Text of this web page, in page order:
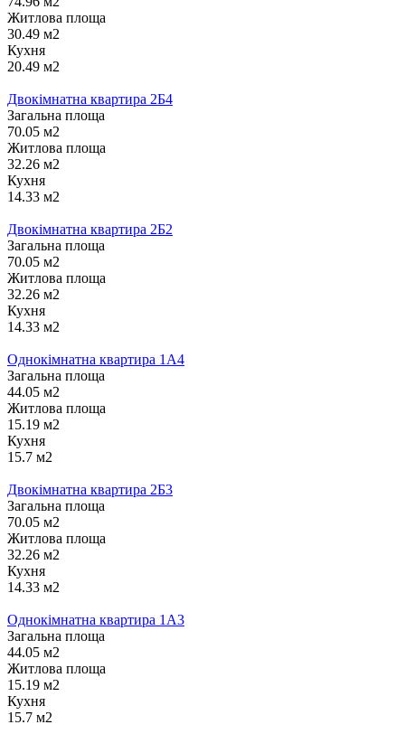
Житлова площа
30.49 м2
Кухня
20.49 м2
Двокімнатна квартира 2Б4
Загальна площа
70.05 м2
Житлова площа
32.26 м2
Кухня
14.33 м2
Двокімнатна квартира 2Б2
Загальна площа
70.05 м2
Житлова площа
32.26 м2
Кухня
14.33 м2
Однокімнатна квартира 1А4
Загальна площа
44.05 м2
Житлова площа
15.19 м2
Кухня
15.7 м2
Двокімнатна квартира 2Б3
Загальна площа
70.05 м2
Житлова площа
32.26 м2
Кухня
14.33 м2
Однокімнатна квартира 1А3
Загальна площа
44.05 м2
Житлова площа
15.19 м2
Кухня
15.7 м2